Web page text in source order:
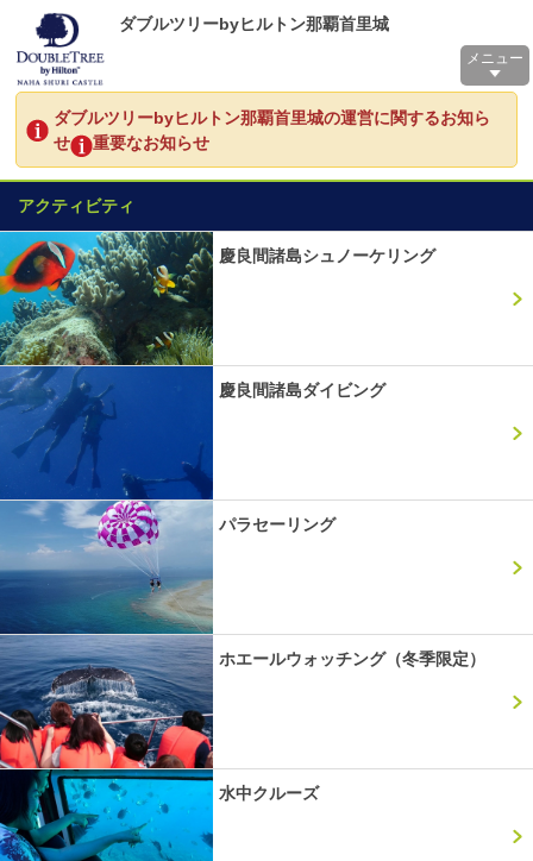
ダブルツリーbyヒルトン那覇首里城
メニュー
ダブルツリーbyヒルトン那覇首里城の運営に関するお知ら
せ
重要なお知らせ
アクティビティ
慶良間諸島シュノーケリング
慶良間諸島ダイビング
パラセーリング
ホエールウォッチング（冬季限定）
水中クルーズ